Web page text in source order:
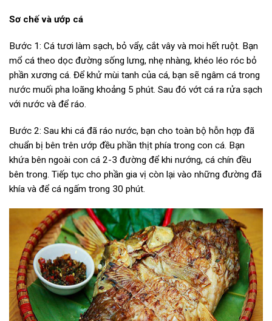
Sơ chế và ướp cá
Bước 1: Cá tươi làm sạch, bỏ vẩy, cắt vây và moi hết ruột. Bạn
mổ cá theo dọc đường sống lưng, nhẹ nhàng, khéo léo róc bỏ
phần xương cá. Để khử mùi tanh của cá, bạn sẽ ngâm cá trong
nước muối pha loãng khoảng 5 phút. Sau đó vớt cá ra rửa sạch
với nước và để ráo.
Bước 2: Sau khi cá đã ráo nước, bạn cho toàn bộ hỗn hợp đã
chuẩn bị bên trên ướp đều phần thịt phía trong con cá. Bạn
khứa bên ngoài con cá 2-3 đường để khi nướng, cá chín đều
bên trong. Tiếp tục cho phần gia vị còn lại vào những đường đã
khía và để cá ngấm trong 30 phút.